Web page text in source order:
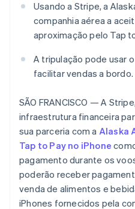
Veja o que está chegando
Radar
Prevenção de fraudes
Atlas
Incorporação de startups
Identity
Verificação de identidade
Stripe Sessions 2026
Veja como a Stripe
Ecossistema
Parceiros
Stripe App
Usando a Stripe, a
companhia aérea a
aproximação pelo Tap
A tripulação pode usar
facilitar vendas a bordo.
SÃO FRANCISCO — A
infraestrutura financeira
sua parceria com a Alaska
Tap to Pay no iPhone
pagamento durante os
poderão receber
venda de alimentos e
iPhones fornecidos pela
Alemanha
Austrália
English
DeutschEnglish
Bélgica
Deutsch
Brasil
PortuguêsEnglish
Bulgária
English
Canadá